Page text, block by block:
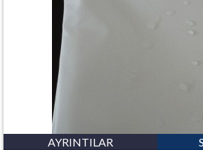
AYRINTILAR